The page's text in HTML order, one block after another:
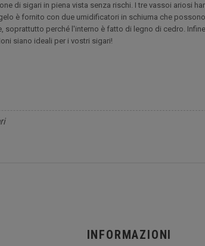
di sigari in piena vista senza rischi. I tre vassoi ariosi
è fornito con due umidificatori in schiuma che
soprattutto perché l'interno è fatto di legno di cedro.
siano ideali per i vostri sigari!
INFORMAZIONI